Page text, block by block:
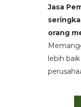
Jasa
orang
lebih